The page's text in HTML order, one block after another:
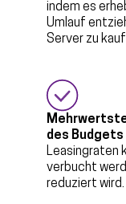
indem es
Umlauf
Server zu
des Budgets
Leasingraten
verbucht
reduziert wird.